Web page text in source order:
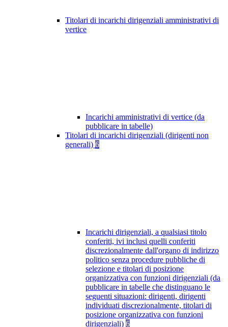
Titolari di incarichi dirigenziali amministrativi di
vertice
Incarichi amministrativi di vertice (da
pubblicare in tabelle)
Titolari di incarichi dirigenziali (dirigenti non
generali) 6
Incarichi dirigenziali, a qualsiasi titolo
conferiti, ivi inclusi quelli conferiti
discrezionalmente dall'organo di indirizzo
politico senza procedure pubbliche di
selezione e titolari di posizione
organizzativa con funzioni dirigenziali (da
pubblicare in tabelle che distinguano le
seguenti situazioni: dirigenti, dirigenti
individuati discrezionalmente, titolari di
posizione organizzativa con funzioni
dirigenziali) 6